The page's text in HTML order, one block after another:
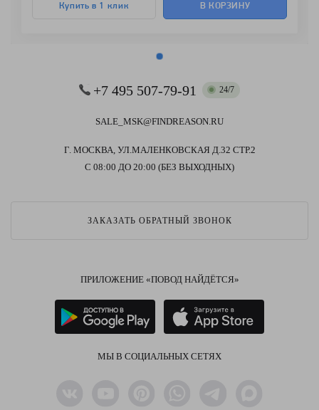
Купить в 1 клик В КОРЗИНУ
+7 495 507-79-91 24/7
SALE_MSK@FINDREASON.RU
Г. МОСКВА, УЛ.МАЛЕНКОВСКАЯ Д.32 СТР.2
С 08:00 ДО 20:00 (БЕЗ ВЫХОДНЫХ)
ЗАКАЗАТЬ ОБРАТНЫЙ ЗВОНОК
ПРИЛОЖЕНИЕ «ПОВОД НАЙДЁТСЯ»
МЫ В СОЦИАЛЬНЫХ СЕТЯХ